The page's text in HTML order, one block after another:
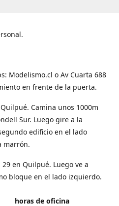
Modelismo.cl o Av Cuarta 688
en frente de la puerta.
Camina unos 1000m
Sur. Luego gire a la
edificio en el lado
marrón.
en Quilpué. Luego ve a
bloque en el lado izquierdo.
horas de oficina